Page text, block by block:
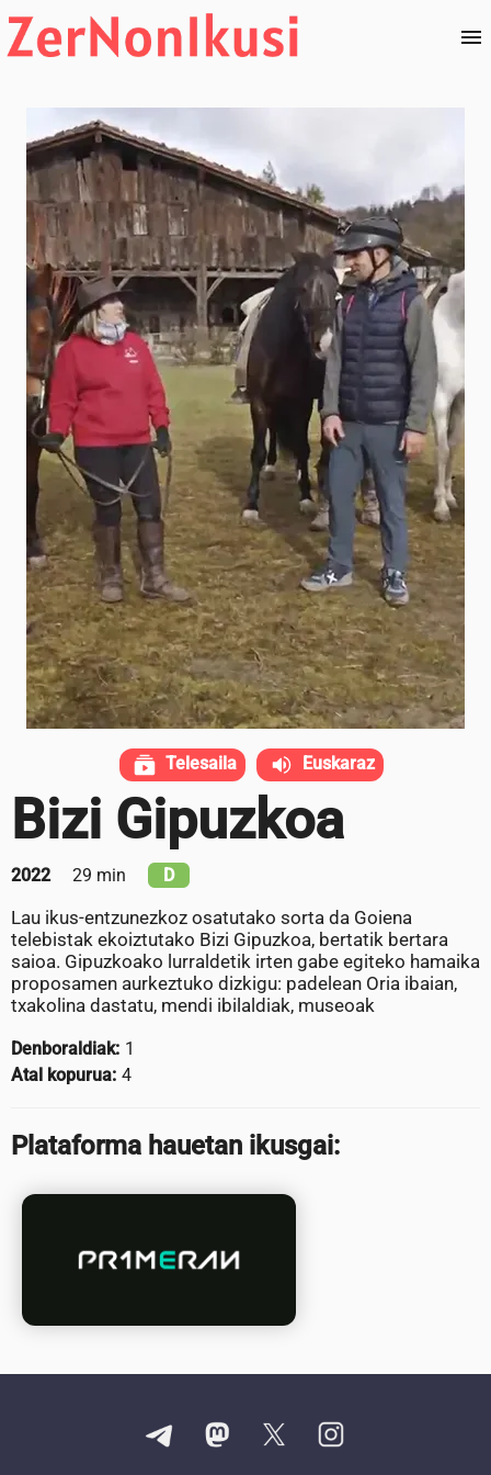
Bizi Gipuzkoa
2022 29 min D
Lau ikus-entzunezkoz osatutako sorta da Goiena
telebistak ekoiztutako Bizi Gipuzkoa, bertatik bertara
saioa. Gipuzkoako lurraldetik irten gabe egiteko hamaika
proposamen aurkeztuko dizkigu: padelean Oria ibaian,
txakolina dastatu, mendi ibilaldiak, museoak
Denboraldiak: 1
Atal kopurua: 4
Plataforma hauetan ikusgai:
Telesaila Euskaraz